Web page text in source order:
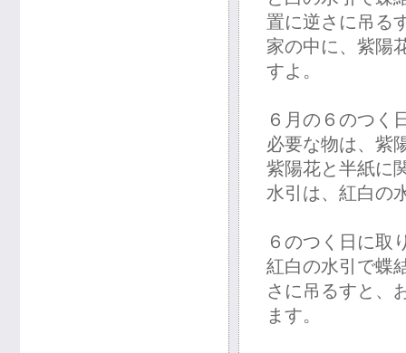
置に逆さに吊る
家の中に、紫陽
すよ。
６月の６のつく
必要な物は、紫
紫陽花と半紙に
水引は、紅白の
６のつく日に取
紅白の水引で蝶
さに吊るすと、
ます。